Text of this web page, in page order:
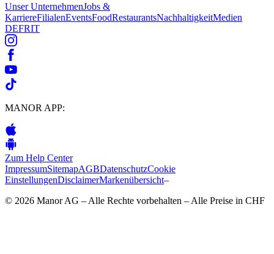
Unser UnternehmenJobs &
KarriereFilialenEventsFoodRestaurantsNachhaltigkeitMedien
DEFRIT
MANOR APP:
Zum Help Center
ImpressumSitemapAGBDatenschutzCookie
EinstellungenDisclaimerMarkenübersicht–
© 2026 Manor AG – Alle Rechte vorbehalten – Alle Preise in CHF